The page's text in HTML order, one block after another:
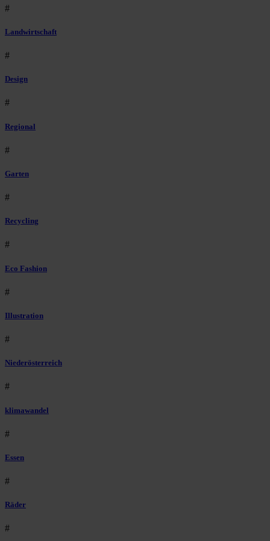
#
Landwirtschaft
#
Design
#
Regional
#
Garten
#
Recycling
#
Eco Fashion
#
Illustration
#
Niederösterreich
#
klimawandel
#
Essen
#
Räder
#